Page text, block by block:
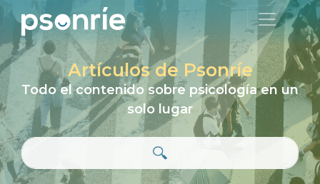
Artículos de Psonríe
Todo el contenido sobre psicología en un
solo lugar